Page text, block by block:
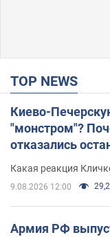
TOP NEWS
Киево-
"монстром"?
отказались
Какая реакция
9.08.2026 12:00
Армия РФ